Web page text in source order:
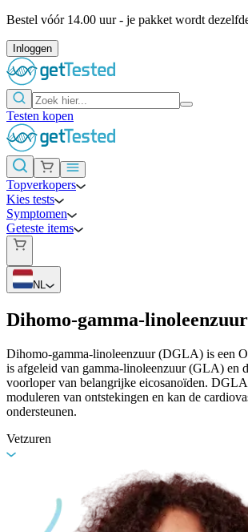
Bestel vóór 14.00 uur - je pakket wordt
Inloggen
Testen kopen
Topverkopers
Kies tests
Symptomen
Geteste items
NL
Dihomo-gamma-
Dihomo-gamma-linoleenzuur (DGLA) is een
is afgeleid van gamma-linoleenzuur (GLA) en
voorloper van belangrijke eicosanoïden.
moduleren van ontstekingen en kan de
ondersteunen.
Vetzuren